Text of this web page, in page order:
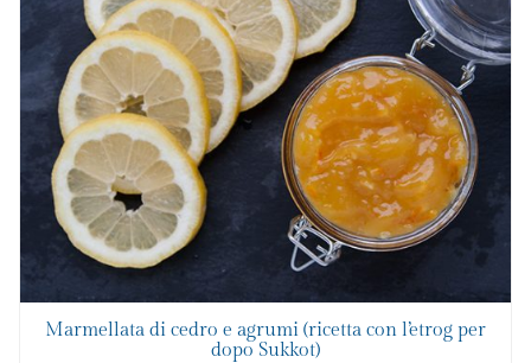
Marmellata di cedro e agrumi (ricetta con l’etrog per
dopo Sukkot)